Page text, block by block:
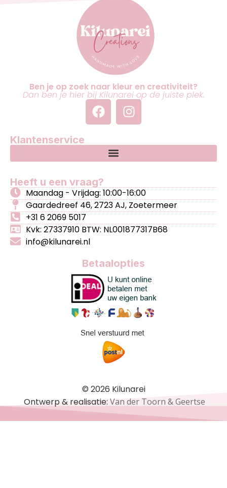
Ben je op zoek naar kleur en creativiteit?
Dan ben je hier bij Kilunarei op de juiste plek.
Klantenservice
Heeft u een vraag?
Maandag - Vrijdag: 10:00-16:00
Gaardedreef 46, 2723 AJ, Zoetermeer
+31 6 2069 5017
Kvk: 27337910 BTW: NL001877317B68
info@kilunarei.nl
Betaalopties
© 2026 Kilunarei
Ontwerp & realisatie:Van der Toorn & Geertse